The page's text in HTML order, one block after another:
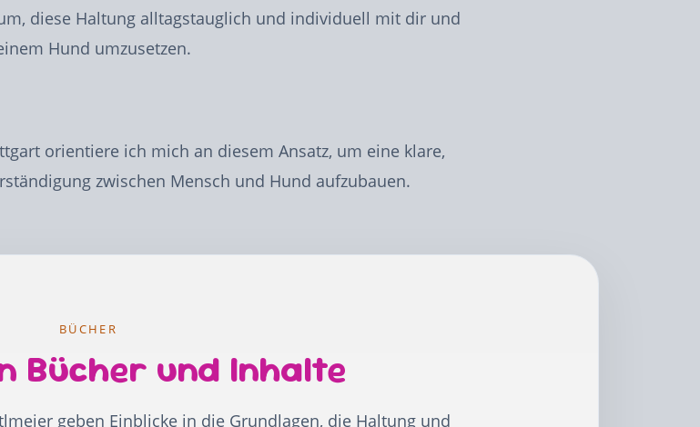
diese Haltung alltagstauglich und individuell mit dir und
Hund umzusetzen.
orientiere ich mich an diesem Ansatz, um eine klare,
zwischen Mensch und Hund aufzubauen.
BÜCHER
Bücher und Inhalte
geben Einblicke in die Grundlagen, die Haltung und